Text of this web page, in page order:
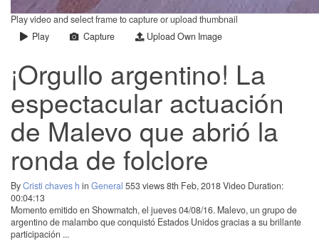
Play video and select frame to capture or upload thumbnail
Play
Capture Upload Own Image
¡Orgullo argentino! La
espectacular actuación
de Malevo que abrió la
ronda de folclore
ByCristi chaves h in General 553 views8th Feb, 2018Video Duration:
00:04:13
Momento emitido en Showmatch, el jueves 04/08/16. Malevo, un grupo de
argentino de malambo que conquistó Estados Unidos gracias a su brillante
participación ...